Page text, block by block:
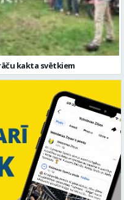
kakta svētkiem